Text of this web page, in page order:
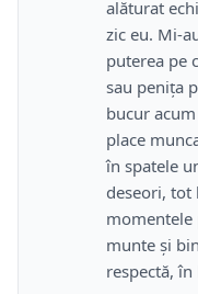
alăturat
zic eu. Mi-
puterea pe
sau peniţa
bucur
place
în spatele
deseori, tot
momentele
munte şi
respectă,